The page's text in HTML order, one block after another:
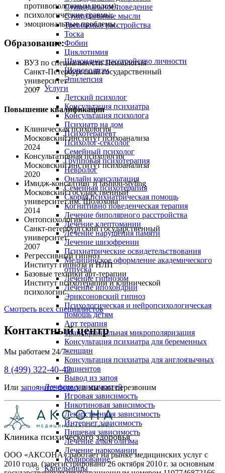
Суицидальное поведение
Суицидальные мысли
Тревожные расстройства
Тоска
Фобии
Циклотимия
Шизоидное расстройство личности
Шопоголизм
Эпилепсия
Услуги
Детский психолог
Консультация психиатра
Консультация психолога
Психиатр на дом
Психотерапевт
Психолог-сексолог
Семейный психолог
Групповая психотерапия
Невролог
Онлайн консультация
Семейная психотерапия
Скорая психиатрическая помощь
Когнитивно поведенческая терапия
Лечение биполярного расстройства
Лечение клептомании
Лечение нарушения памяти
Лечение шизофрении
Психиатрические освидетельствования
Медицинское оформление академического
отпуска
Лечение гипнозом
Лечение ипохондрии
Эриксоновский гипноз
Психологическая и нейропсихологическая
помощь детям
Арт терапия
Транскраниальная микрополяризация
Консультация психиатра для беременных
женщин
Консультация психиатра для англоязычных
пациентов
Вывод из запоя
Лечение зависимостей
Игровая зависимость
Никотиновая зависимость
Лекарственная зависимость
Интернет зависимость
Пищевая зависимость
Лечение алкоголизма
Лечение наркомании
Кодирование
Капельницы
противоположным полом);
психологические травмы;
эмоциональные проблемы.
Образование:
ВУЗ по специальности Психология
Санкт-Петербургский государственный
университет
2007
Повышение квалификации
Клиническая психология
Московский институт психоанализа
2024
Консультативная психология
Московский институт психоанализа
2020
Имидж-консалтинг и fashion-styling
Московский государственный
университет им. Шолохова
2014
Онтопсихология
Санкт-петербургский государственный
университет
2007
Регрессивный гипноз
Институт гипноза и НЛП
Базовые техники арт-терапии
Институт психотерапии и клинической
психологии
Смотреть всех специалистов
Контактный центр
Мы работаем 24/7
8 (499) 322-40-42
Или заполните формуи мы вам перезвоним
Клиника психического здоровья
ООО «АКСОНА» работает на рынке медицинских услуг с
2010 года. (зарегистрировано 26 октября 2010 г. за основным